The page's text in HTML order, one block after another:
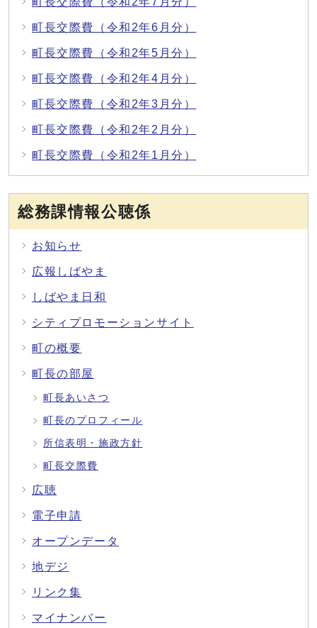
町長交際費（令和2年6月分）
町長交際費（令和2年5月分）
町長交際費（令和2年4月分）
町長交際費（令和2年3月分）
町長交際費（令和2年2月分）
町長交際費（令和2年1月分）
総務課情報公聴係
お知らせ
広報しばやま
しばやま日和
シティプロモーションサイト
町の概要
町長の部屋
町長あいさつ
町長のプロフィール
所信表明・施政方針
町長交際費
広聴
電子申請
オープンデータ
地デジ
リンク集
マイナンバー